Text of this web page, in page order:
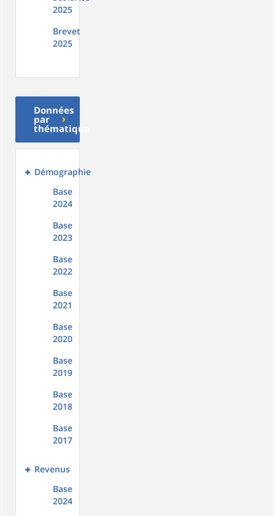
2025
Brevet
2025
Données
par
thématique
Démographie
Base
2024
Base
2023
Base
2022
Base
2021
Base
2020
Base
2019
Base
2018
Base
2017
Revenus
Base
2024